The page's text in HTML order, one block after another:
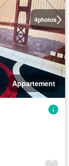
4photos
Appartement